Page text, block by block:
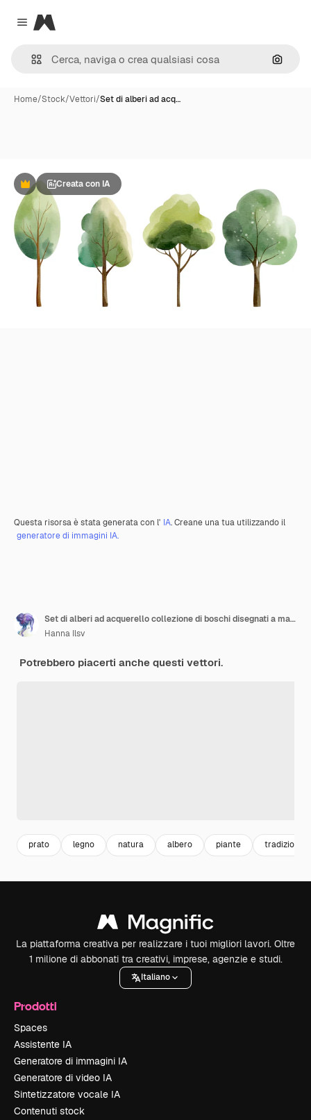
Close menu
Magnific
Cerca
Home/Stock/Vettori/Set di alberi ad acq…
PremiumCreata con IA
Questa risorsa è stata generata con l' IA. Creane una tua utilizzando il
generatore di immagini IA.
Set di alberi ad acquerello collezione di boschi disegnati a mano Acero acero alberi della foresta
Hanna Ilsv
Potrebbero piacerti anche questi vettori.
prato legno natura albero piante tradizione
La piattaforma creativa per realizzare i tuoi migliori lavori. Oltre
1 milione di abbonati tra creativi, imprese, agenzie e studi.
Italiano
Prodotti
Spaces
Assistente IA
Generatore di immagini IA
Generatore di video IA
Sintetizzatore vocale IA
Contenuti stock